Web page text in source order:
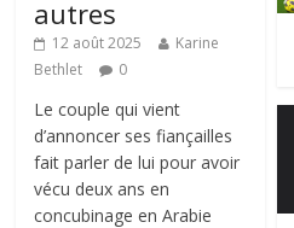
autres
12 août 2025
Karine
Bethlet
0
Le couple qui vient
d’annoncer ses fiançailles
fait parler de lui pour avoir
vécu deux ans en
concubinage en Arabie